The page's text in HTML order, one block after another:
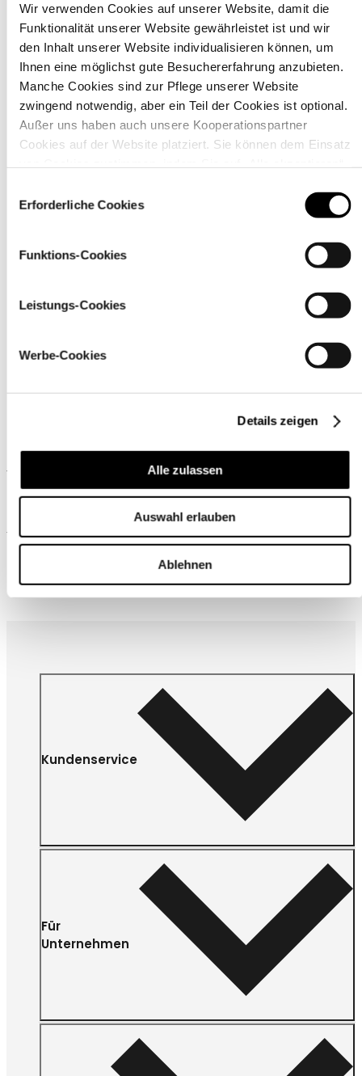
Wir verwenden Cookies auf unserer Website, damit die
Funktionalität unserer Website gewährleistet ist und wir
den Inhalt unserer Website individualisieren können, um
Ihnen eine möglichst gute Besuchererfahrung anzubieten.
Manche Cookies sind zur Pflege unserer Website
zwingend notwendig, aber ein Teil der Cookies ist optional.
Außer uns haben auch unsere Kooperationspartner
Cookies auf der Website platziert. Sie können dem Einsatz
über den Link „Cookie-Einstellungen
Erforderliche Cookies
Funktions-Cookies
Leistungs-Cookies
Werbe-Cookies
Details zeigen
Alle zulassen
Auswahl erlauben
Ablehnen
Material
Ähnliche Produkte
Wird oft zusammen gekauft
Kundenservice
Für
Unternehmen